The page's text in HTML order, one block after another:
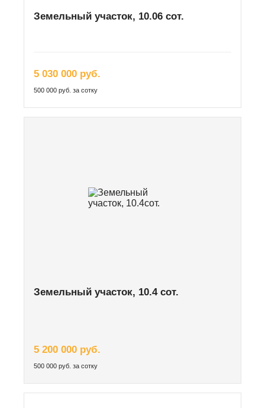
Земельный участок, 10.06 сот.
5 030 000 руб.
500 000 руб. за сотку
Земельный участок, 10.4 сот.
5 200 000 руб.
500 000 руб. за сотку